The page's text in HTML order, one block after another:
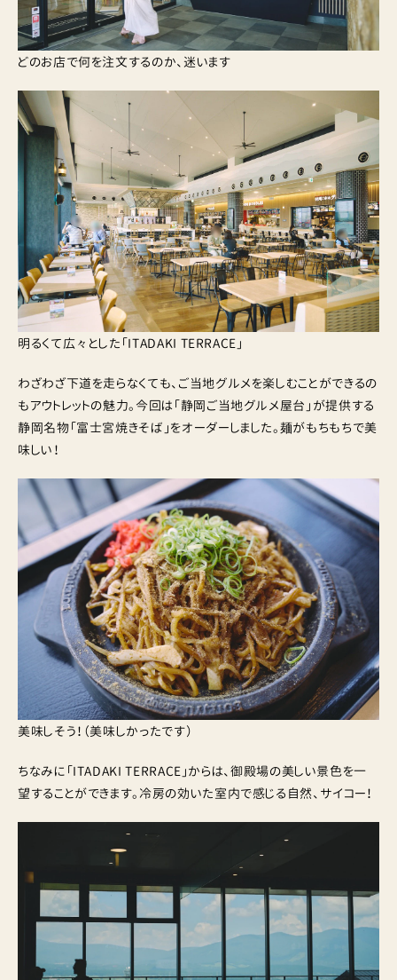
どのお店で何を注文するのか、迷います
明るくて広々とした「ITADAKI TERRACE」
わざわざ下道を走らなくても、ご当地グルメを楽しむことができるの
もアウトレットの魅力。今回は「静岡ご当地グルメ屋台」が提供する
静岡名物「富士宮焼きそば」をオーダーしました。麺がもちもちで美
味しい！
美味しそう！（美味しかったです）
ちなみに「ITADAKI TERRACE」からは、御殿場の美しい景色を一
望することができます。冷房の効いた室内で感じる自然、サイコー！